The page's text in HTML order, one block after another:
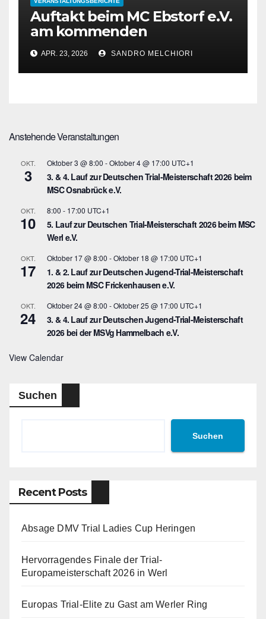
Auftakt beim MC Ebstorf e.V.
am kommenden
Wochenende
APR. 23, 2026 SANDRO MELCHIORI
Anstehende Veranstaltungen
OKT.
3
Oktober 3 @ 8:00 -Oktober 4 @ 17:00 UTC+1
3. & 4. Lauf zur Deutschen Trial-Meisterschaft 2026 beim
MSC Osnabrück e.V.
OKT.
10
8:00 - 17:00 UTC+1
5. Lauf zur Deutschen Trial-Meisterschaft 2026 beim MSC
Werl e.V.
OKT.
17
Oktober 17 @ 8:00 -Oktober 18 @ 17:00 UTC+1
1. & 2. Lauf zur Deutschen Jugend-Trial-Meisterschaft
2026 beim MSC Frickenhausen e.V.
OKT.
24
Oktober 24 @ 8:00 -Oktober 25 @ 17:00 UTC+1
3. & 4. Lauf zur Deutschen Jugend-Trial-Meisterschaft
2026 bei der MSVg Hammelbach e.V.
View Calendar
Suchen
Suchen
Recent Posts
Absage DMV Trial Ladies Cup Heringen
Hervorragendes Finale der Trial-
Europameisterschaft 2026 in Werl
Europas Trial-Elite zu Gast am Werler Ring